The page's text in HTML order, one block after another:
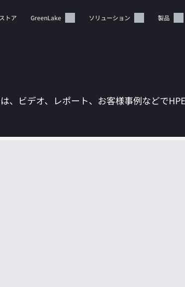
トア GreenLake ソリューション 製品
カートは空です
、ビデオ、レポート、お客様事例などで